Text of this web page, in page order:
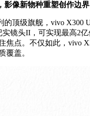
影像新物种重塑创作边界
的顶级旗舰，vivo X300
实镜头II，可实现最高2
焦点。不仅如此，vivo
覆盖。